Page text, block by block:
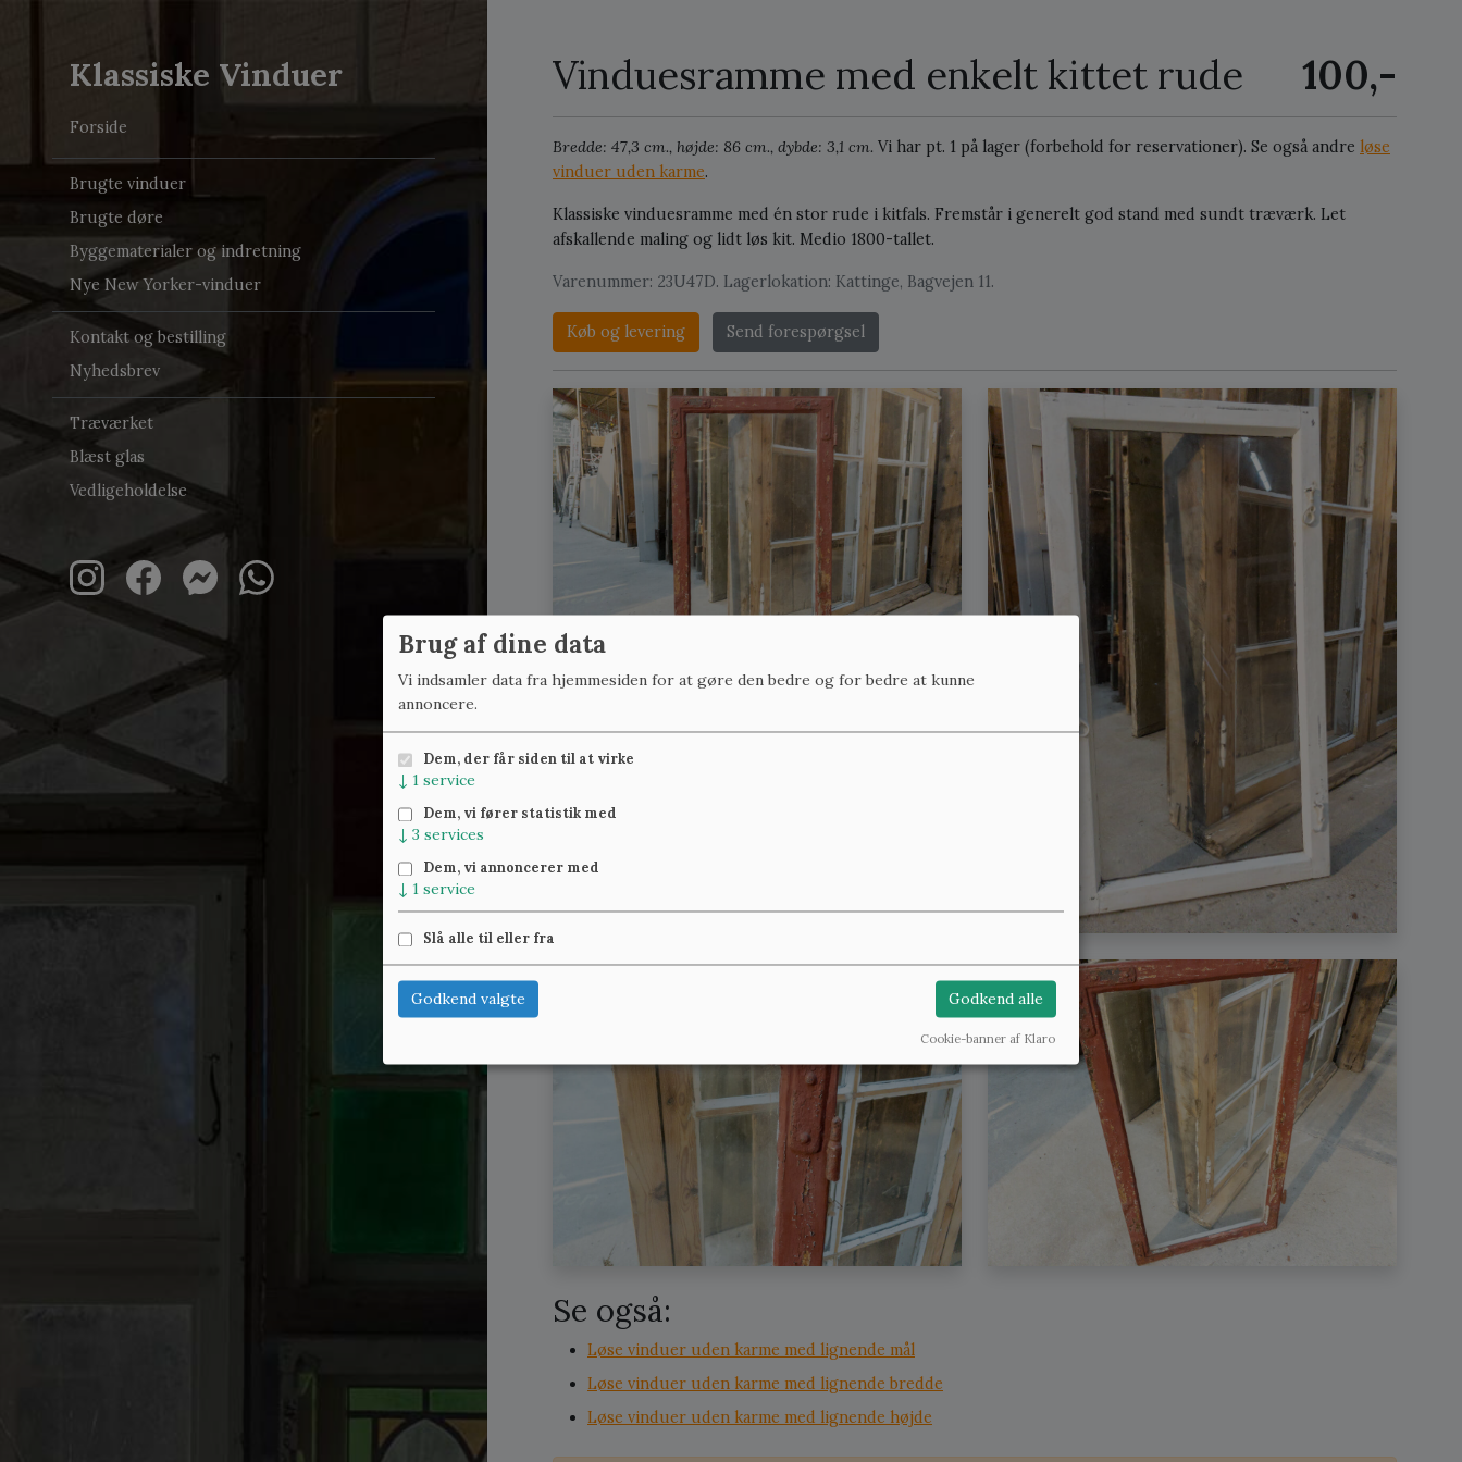
Klassiske Vinduer
Forside
Brugte vinduer
Brugte døre
Byggematerialer og indretning
Nye New Yorker-vinduer
Kontakt og bestilling
Nyhedsbrev
Træværket
Blæst glas
Vedligeholdelse
Vinduesramme med enkelt kittet rude 100,-
Bredde: 47,3 cm., højde: 86 cm., dybde: 3,1 cm. Vi har pt. 1 på lager (forbehold for reservationer). Se også andre løse
vinduer uden karme.
Klassiske vinduesramme med én stor rude i kitfals. Fremstår i generelt god stand med sundt træværk. Let
afskallende maling og lidt løs kit. Medio 1800-tallet.
Varenummer: 23U47D. Lagerlokation: Kattinge, Bagvejen 11.
Køb og levering Send forespørgsel
Se også:
Løse vinduer uden karme med lignende mål
Løse vinduer uden karme med lignende bredde
Løse vinduer uden karme med lignende højde
Brug af dine data
Vi indsamler data fra hjemmesiden for at gøre den bedre og for bedre at kunne
annoncere.
Dem, der får siden til at virke
↓ 1 service
Dem, vi fører statistik med
↓ 3 services
Dem, vi annoncerer med
↓ 1 service
Slå alle til eller fra
Godkend valgte Godkend alle
Cookie-banner af Klaro